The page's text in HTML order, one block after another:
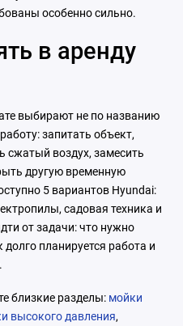
особенно сильно.
в аренду
выбирают не по названию
запитать объект,
сжатый воздух, замесить
другую временную
5 вариантов Hyundai:
садовая техника и
от задачи: что нужно
долго планируется работа и
близкие разделы: мойки
высокого давления,